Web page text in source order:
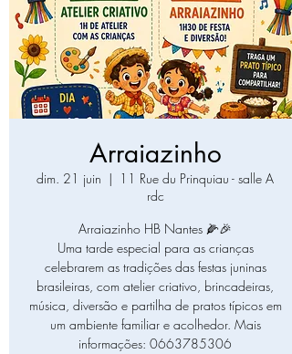
Arraiazinho
dim. 21 juin
  |
11 Rue du Prinquiau - salle A
rdc
Arraiazinho HB Nantes 🌽🎉
Uma tarde especial para as crianças
celebrarem as tradições das festas juninas
brasileiras, com atelier criativo, brincadeiras,
música, diversão e partilha de pratos típicos em
um ambiente familiar e acolhedor. Mais
informações: 0663785306